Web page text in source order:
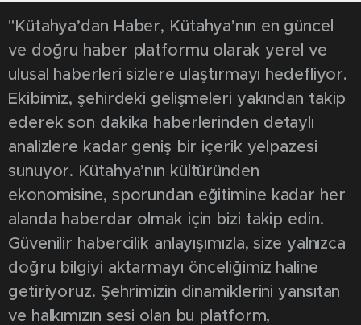
"Kütahya’dan Haber, Kütahya’nın en güncel
ve doğru haber platformu olarak yerel ve
ulusal haberleri sizlere ulaştırmayı hedefliyor.
Ekibimiz, şehirdeki gelişmeleri yakından takip
ederek son dakika haberlerinden detaylı
analizlere kadar geniş bir içerik yelpazesi
sunuyor. Kütahya’nın kültüründen
ekonomisine, sporundan eğitimine kadar her
alanda haberdar olmak için bizi takip edin.
Güvenilir habercilik anlayışımızla, size yalnızca
doğru bilgiyi aktarmayı önceliğimiz haline
getiriyoruz. Şehrimizin dinamiklerini yansıtan
ve halkımızın sesi olan bu platform,